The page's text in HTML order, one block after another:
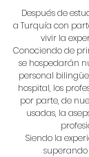
Después de
a Turquía con
vivir la
Conociendo de
se hospedarán
personal
hospital, los
por parte, de
usadas, la
Siendo la
superando